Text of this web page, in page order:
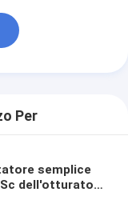
Per
semplice
dell'otturatore